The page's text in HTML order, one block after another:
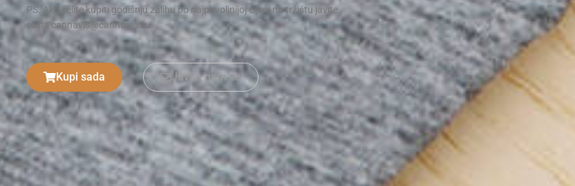
PS. Ako želite kupiti godišnju zalihu po najpovoljnijoj cijeni na tržištu javite
se na cannavis@cannavis.eu
Kupi sada Javite nam se